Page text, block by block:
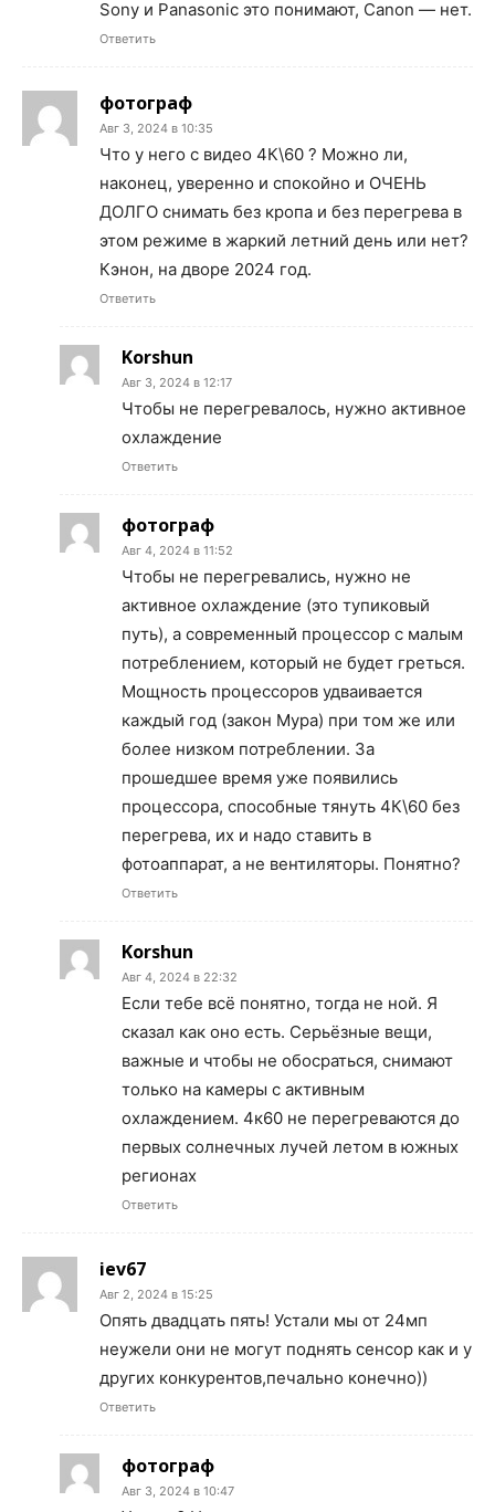
Sony и Panasonic это понимают, Canon — нет.
Ответить
фотограф
Авг 3, 2024 в 10:35
Что у него с видео 4К\60 ? Можно ли,
наконец, уверенно и спокойно и ОЧЕНЬ
ДОЛГО снимать без кропа и без перегрева в
этом режиме в жаркий летний день или нет?
Кэнон, на дворе 2024 год.
Ответить
Korshun
Авг 3, 2024 в 12:17
Чтобы не перегревалось, нужно активное
охлаждение
Ответить
фотограф
Авг 4, 2024 в 11:52
Чтобы не перегревались, нужно не
активное охлаждение (это тупиковый
путь), а современный процессор с малым
потреблением, который не будет греться.
Мощность процессоров удваивается
каждый год (закон Мура) при том же или
более низком потреблении. За
прошедшее время уже появились
процессора, способные тянуть 4К\60 без
перегрева, их и надо ставить в
фотоаппарат, а не вентиляторы. Понятно?
Ответить
Korshun
Авг 4, 2024 в 22:32
Если тебе всё понятно, тогда не ной. Я
сказал как оно есть. Серьёзные вещи,
важные и чтобы не обосраться, снимают
только на камеры с активным
охлаждением. 4к60 не перегреваются до
первых солнечных лучей летом в южных
регионах
Ответить
iev67
Авг 2, 2024 в 15:25
Опять двадцать пять! Устали мы от 24мп
неужели они не могут поднять сенсор как и у
других конкурентов,печально конечно))
Ответить
фотограф
Авг 3, 2024 в 10:47